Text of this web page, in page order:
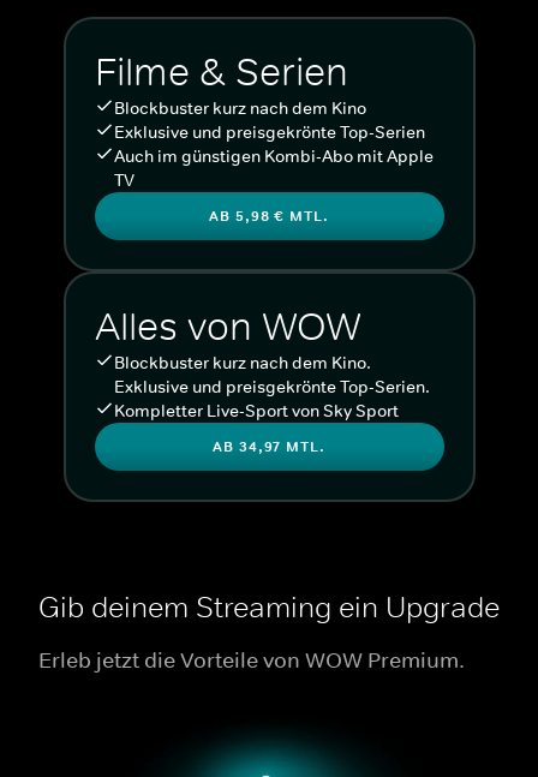
Filme & Serien
Blockbuster kurz nach dem Kino
Exklusive und preisgekrönte Top-Serien
Auch im günstigen Kombi-Abo mit Apple
TV
AB 5,98 € MTL.
Alles von WOW
Blockbuster kurz nach dem Kino.
Exklusive und preisgekrönte Top-Serien.
Kompletter Live-Sport von Sky Sport
AB 34,97 MTL.
Gib deinem Streaming ein Upgrade
Erleb jetzt die Vorteile von WOW Premium.